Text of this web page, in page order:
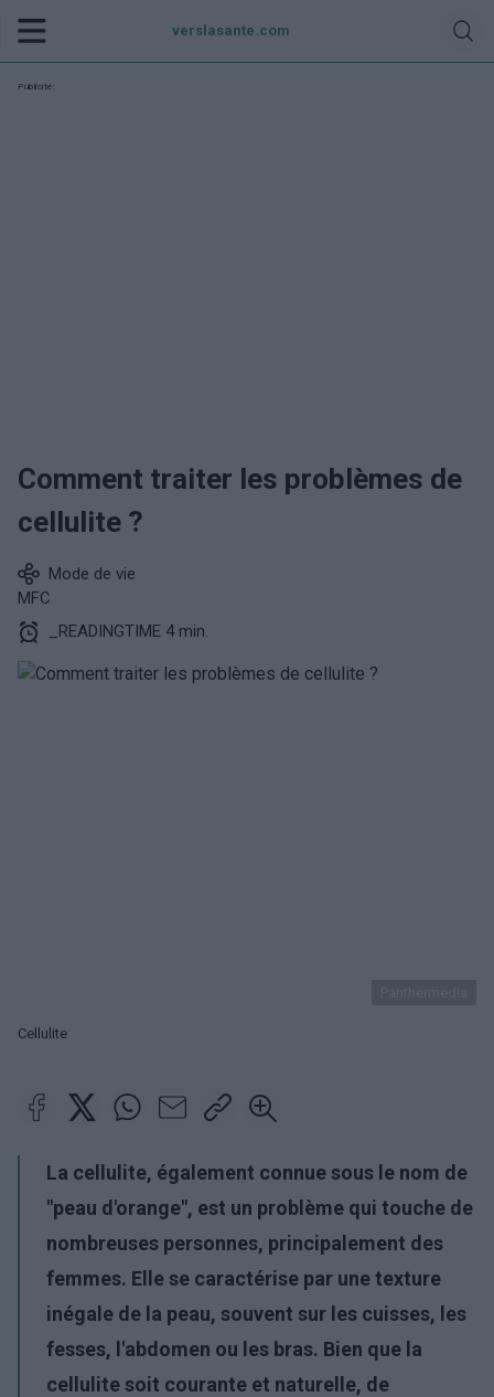
verslasante.com
Publicité:
Comment traiter les problèmes de
cellulite ?
Mode de vie
MFC
_READINGTIME 4 min.
Cellulite
La cellulite, également connue sous le nom de
"peau d'orange", est un problème qui touche de
nombreuses personnes, principalement des
femmes. Elle se caractérise par une texture
inégale de la peau, souvent sur les cuisses, les
fesses, l'abdomen ou les bras. Bien que la
cellulite soit courante et naturelle, de